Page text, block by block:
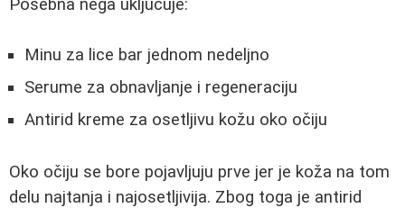
Posebna nega uključuje:
Minu za lice bar jednom nedeljno
Serume za obnavljanje i regeneraciju
Antirid kreme za osetljivu kožu oko očiju
Oko očiju se bore pojavljuju prve jer je koža na tom
delu najtanja i najosetljivija. Zbog toga je antirid